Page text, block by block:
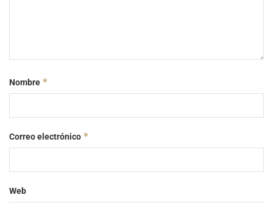
Nombre *
Correo electrónico *
Web